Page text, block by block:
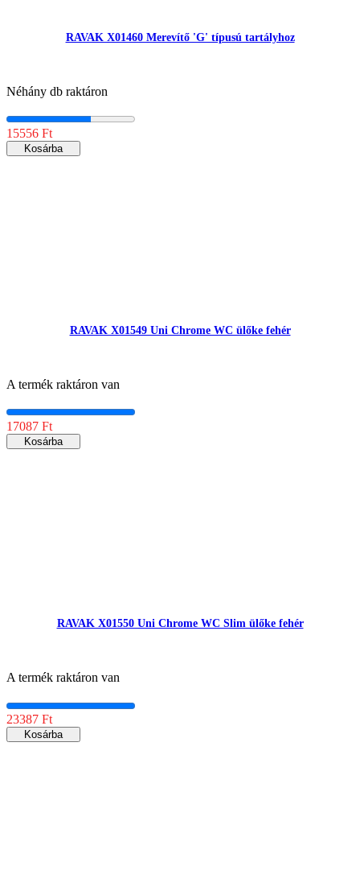
RAVAK X01460 Merevítő 'G' típusú tartályhoz
Néhány db raktáron
15556 Ft
Kosárba
RAVAK X01549 Uni Chrome WC ülőke fehér
A termék raktáron van
17087 Ft
Kosárba
RAVAK X01550 Uni Chrome WC Slim ülőke fehér
A termék raktáron van
23387 Ft
Kosárba